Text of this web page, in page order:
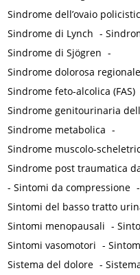
Sindrome dell’ovaio
Sindrome di Lynch -
Sindrome di Sjögren -
Sindrome dolorosa
Sindrome feto-alcolica (FAS)
Sindrome genitourinaria
Sindrome metabolica -
Sindrome muscolo-
Sindrome post traumatica
-Sintomi da compressione -
Sintomi del basso tratto
Sintomi menopausali -
Sintomi vasomotori -
Sistema del dolore -